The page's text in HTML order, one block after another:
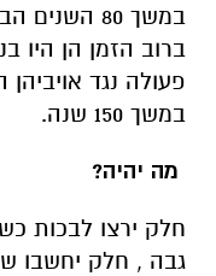
במשך 80
ברוב הזמן הן היו
פעולה נגד
במשך 150 שנה.
מה יהיה?
חלק ירצו לבכות
גבה , חלק יחשבו